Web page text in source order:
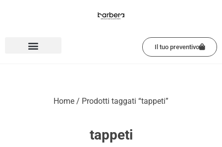
Il tuo preventivo
Home / Prodotti taggati “tappeti”
tappeti